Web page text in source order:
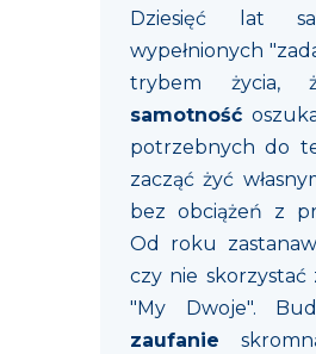
Dziesięć lat
wypełnionych
trybem życia,
samotność
potrzebnych do
zacząć żyć
bez obciążeń z
Od roku
czy nie
"My Dwoje".
zaufanie